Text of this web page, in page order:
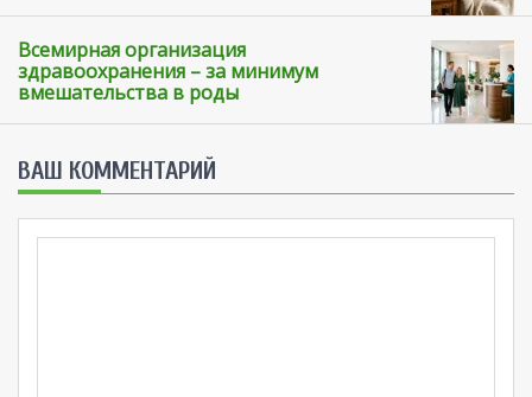
Всемирная организация
здравоохранения – за минимум
вмешательства в роды
ВАШ КОММЕНТАРИЙ